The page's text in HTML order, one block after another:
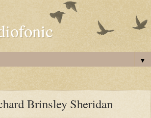
▼
Brinsley Sheridan